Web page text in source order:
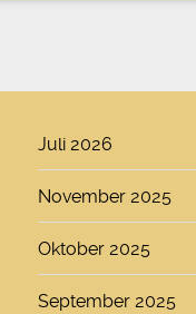
Juli 2026
November 2025
Oktober 2025
September 2025